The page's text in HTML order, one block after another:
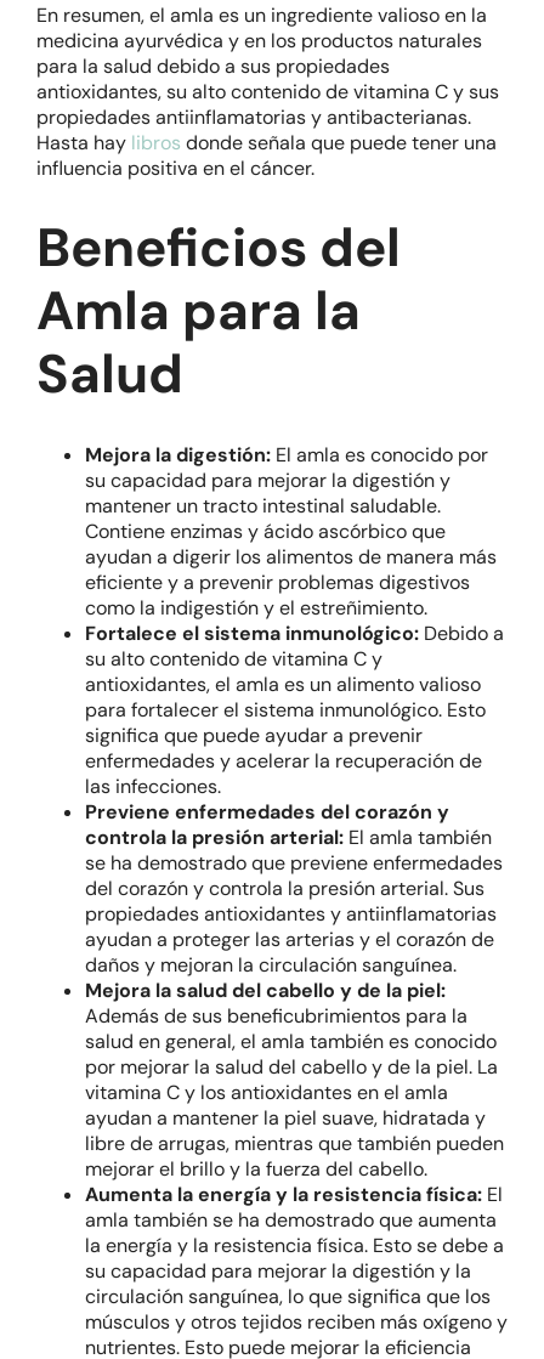
En resumen, el amla es un ingrediente valioso en la
medicina ayurvédica y en los productos naturales
para la salud debido a sus propiedades
antioxidantes, su alto contenido de vitamina C y sus
propiedades antiinflamatorias y antibacterianas.
Hasta hay libros donde señala que puede tener una
influencia positiva en el cáncer.
Beneficios del
Amla para la
Salud
Mejora la digestión: El amla es conocido por
su capacidad para mejorar la digestión y
mantener un tracto intestinal saludable.
Contiene enzimas y ácido ascórbico que
ayudan a digerir los alimentos de manera más
eficiente y a prevenir problemas digestivos
como la indigestión y el estreñimiento.
Fortalece el sistema inmunológico: Debido a
su alto contenido de vitamina C y
antioxidantes, el amla es un alimento valioso
para fortalecer el sistema inmunológico. Esto
significa que puede ayudar a prevenir
enfermedades y acelerar la recuperación de
las infecciones.
Previene enfermedades del corazón y
controla la presión arterial: El amla también
se ha demostrado que previene enfermedades
del corazón y controla la presión arterial. Sus
propiedades antioxidantes y antiinflamatorias
ayudan a proteger las arterias y el corazón de
daños y mejoran la circulación sanguínea.
Mejora la salud del cabello y de la piel:
Además de sus beneficubrimientos para la
salud en general, el amla también es conocido
por mejorar la salud del cabello y de la piel. La
vitamina C y los antioxidantes en el amla
ayudan a mantener la piel suave, hidratada y
libre de arrugas, mientras que también pueden
mejorar el brillo y la fuerza del cabello.
Aumenta la energía y la resistencia física: El
amla también se ha demostrado que aumenta
la energía y la resistencia física. Esto se debe a
su capacidad para mejorar la digestión y la
circulación sanguínea, lo que significa que los
músculos y otros tejidos reciben más oxígeno y
nutrientes. Esto puede mejorar la eficiencia